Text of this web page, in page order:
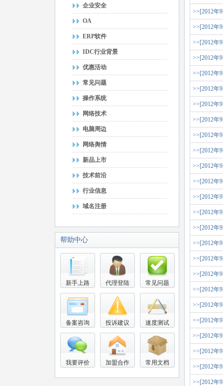
企业安全
OA
ERP软件
IDC行业背景
优惠活动
常见问题
操作系统
网络技术
电脑周边
网络舆情
新品上市
技术前沿
行业信息
域名注册
帮助中心
新手上路 代理登陆 常见问题
备案咨询 投诉建议 速度测试
我要评价 加盟合作 常用文档
>>[2012年
>>[2012年
>>[2012年
>>[2012年
>>[2012年
>>[2012年
>>[2012年
>>[2012年
>>[2012年
>>[2012年
>>[2012年
>>[2012年
>>[2012年
>>[2012年
>>[2012年
>>[2012年
>>[2012年
>>[2012年
>>[2012年
>>[2012年
>>[2012年
>>[2012年
>>[2012年
>>[2012年
>>[2012年